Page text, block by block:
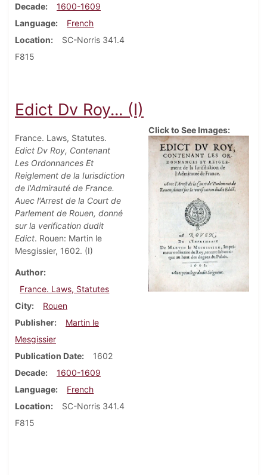
Decade
1600-1609
Language
French
Location
SC-Norris 341.4
F815
Edict Dv Roy... (I)
France. Laws, Statutes.
Edict Dv Roy, Contenant
Les Ordonnances Et
Reiglement de la Iurisdiction
de l'Admirauté de France.
Auec l'Arrest de la Court de
Parlement de Rouen, donné
sur la verification dudit
Edict. Rouen: Martin le
Mesgissier, 1602. (I)
Author
France. Laws, Statutes
City
Rouen
Publisher
Martin le
Mesgissier
Publication Date
1602
Decade
1600-1609
Language
French
Location
SC-Norris 341.4
F815
Click to See Images: